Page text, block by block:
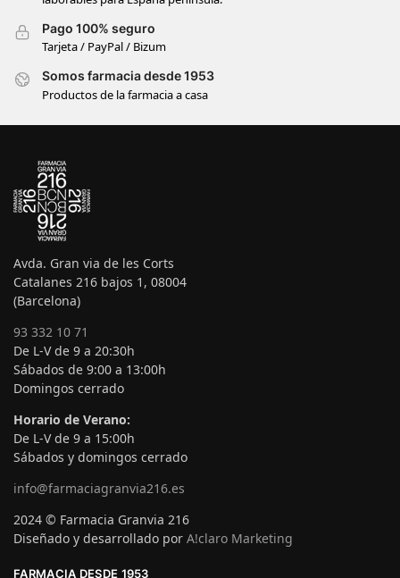
Pago 100% seguro
Tarjeta / PayPal / Bizum
Somos farmacia desde 1953
Productos de la farmacia a casa
Avda. Gran via de les Corts
Catalanes 216 bajos 1, 08004
(Barcelona)
93 332 10 71
De L-V de 9 a 20:30h
Sábados de 9:00 a 13:00h
Domingos cerrado
Horario de Verano:
De L-V de 9 a 15:00h
Sábados y domingos cerrado
info@farmaciagranvia216.es
2024 © Farmacia Granvia 216
Diseñado y desarrollado por A!claro Marketing
FARMACIA DESDE 1953